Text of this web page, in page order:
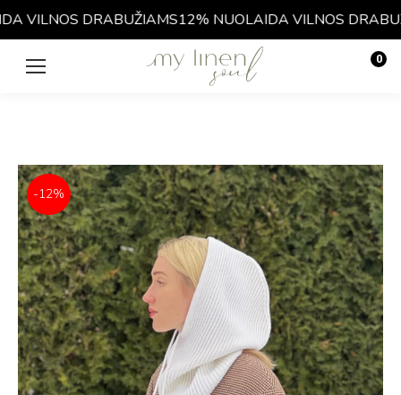
VILNOS DRABUŽIAMS12% NUOLAIDA VILNOS
0
-12%